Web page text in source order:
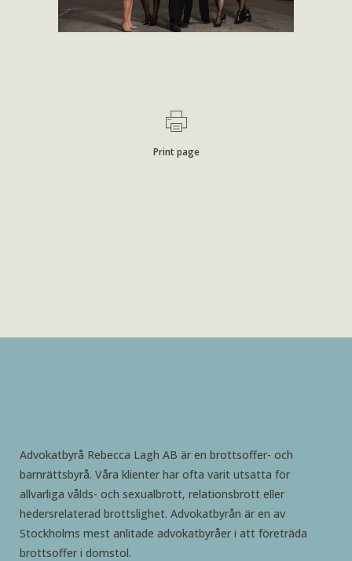
Print page
Advokatbyrå Rebecca Lagh AB är en brottsoffer- och
barnrättsbyrå. Våra klienter har ofta varit utsatta för
allvarliga vålds- och sexualbrott, relationsbrott eller
hedersrelaterad brottslighet. Advokatbyrån är en av
Stockholms mest anlitade advokatbyråer i att företräda
brottsoffer i domstol.